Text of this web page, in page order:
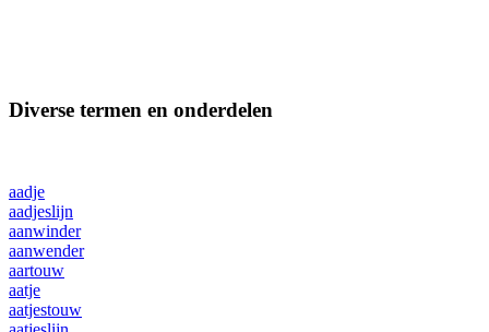
Diverse termen en onderdelen
aadje
aadjeslijn
aanwinder
aanwender
aartouw
aatje
aatjestouw